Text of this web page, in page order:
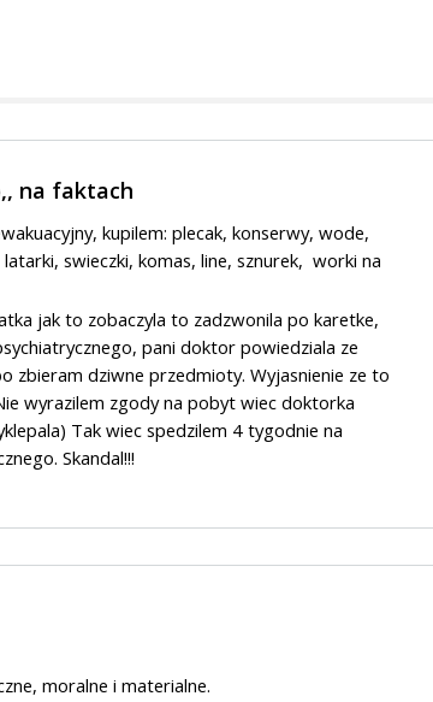
na faktach
kupilem: plecak, konserwy, wode,
swieczki, komas, line, sznurek, worki na
jak to zobaczyla to zadzwonila po karetke,
pani doktor powiedziala ze
zbieram dziwne przedmioty. Wyjasnienie ze to
wyrazilem zgody na pobyt wiec doktorka
Tak wiec spedzilem 4 tygodnie na
Skandal!!!
moralne i materialne.